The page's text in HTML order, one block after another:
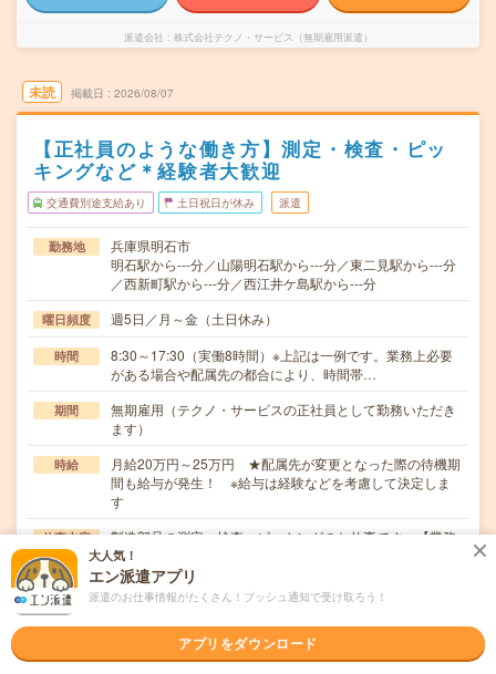
派遣会社 株式会社テクノ・サービス（無期雇用派遣）
未読 掲載日 2026/08/07
【正社員のような働き方】測定・検査・ピッ
キングなど＊経験者大歓迎
交通費別途支給あり 土日祝日が休み 派遣
勤務地
兵庫県明石市
明石駅から---分／山陽明石駅から---分／東二見駅から---分
／西新町駅から---分／西江井ケ島駅から---分
曜日頻度 週5日／月～金（土日休み）
時間
8:30～17:30（実働8時間）※上記は一例です。業務上必要
がある場合や配属先の都合により、時間帯…
期間
無期雇用（テクノ・サービスの正社員として勤務いただき
ます）
時給
月給20万円～25万円 ★配属先が変更となった際の待機期
間も給与が発生！ ※給与は経験などを考慮して決定しま
す
仕事内容
製造部品の測定、検査、ピッキングのお仕事です。【業務
内容】・圧縮測定機を使用しての製品の強度測定・製…
応募資格
ブランクOK / パソコンスキル不要 / 英語力不要
製造業務のご経験〇年数不問（数か月でもOK）〇ブランク
OK〇現在フリーター歓迎〇履歴書不要で応募OK…
大人気！
エン派遣アプリ
派遣のお仕事情報がたくさん！プッシュ通知で受け取ろう！
アプリをダウンロード